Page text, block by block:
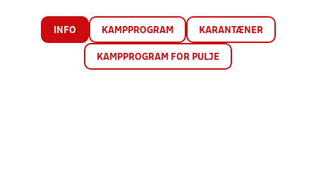
INFO KAMPPROGRAM KARANTÆNER
KAMPPROGRAM FOR PULJE